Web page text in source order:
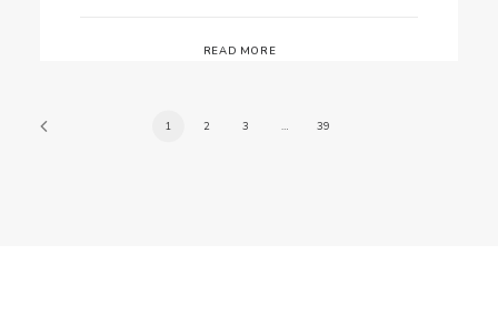
READ MORE
1 2 3 … 39